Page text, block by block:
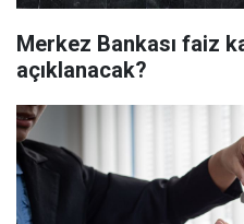
Merkez Bankası faiz
açıklanacak?